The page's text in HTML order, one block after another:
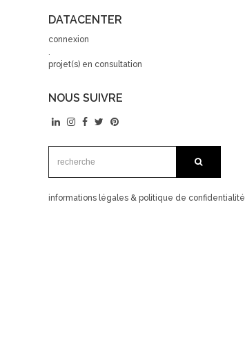
DATACENTER
connexion
.
projet(s) en consultation
NOUS SUIVRE
informations légales & politique de confidentialité